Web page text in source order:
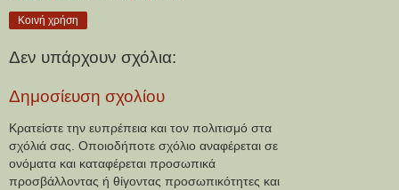
Κοινή χρήση
Δεν υπάρχουν σχόλια:
Δημοσίευση σχολίου
Κρατείστε την ευπρέπεια και τον πολιτισμό στα
σχόλιά σας. Οποιοδήποτε σχόλιο αναφέρεται σε
ονόματα και καταφέρεται προσωπικά
προσβάλλοντας ή θίγοντας προσωπικότητες και